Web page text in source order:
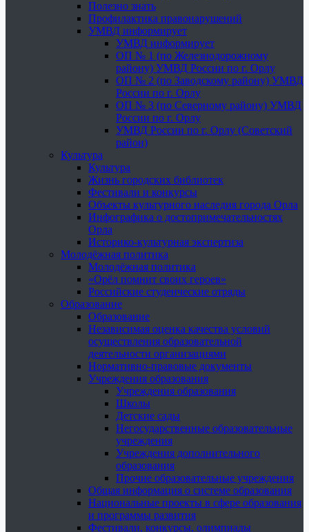
Полезно знать
Профилактика правонарушений
УМВД информирует
УМВД информирует
ОП № 1 (по Железнодорожному
району) УМВД России по г. Орлу
ОП № 2 (по Заводскому району) УМВД
России по г. Орлу
ОП № 3 (по Северному району) УМВД
России по г. Орлу
УМВД России по г. Орлу (Советский
район)
Культура
Культура
Жизнь городских библиотек
Фестивали и конкурсы
Объекты культурного наследия города Орла
Инфографика о достопримечательностях
Орла
Историко-культурная экспертиза
Молодёжная политика
Молодёжная политика
«Орёл помнит своих героев»
Российские студенческие отряды
Образование
Образование
Независимая оценка качества условий
осуществления образовательной
деятельности организациями
Нормативно-правовые документы
Учреждения образования
Учреждения образования
Школы
Детские сады
Негосударственные образовательные
учреждения
Учреждения дополнительного
образования
Прочие образовательные учреждения
Общая информация о системе образования
Национальные проекты в сфере образования
и программы развития
Фестивали, конкурсы, олимпиады